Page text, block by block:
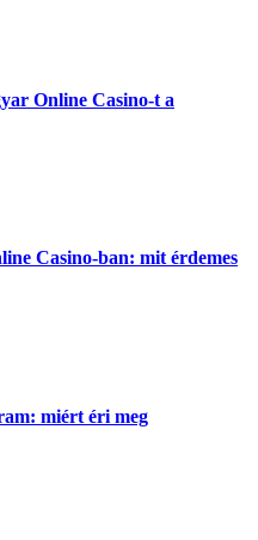
Online Casino-t a
Casino-ban: mit érdemes
miért éri meg